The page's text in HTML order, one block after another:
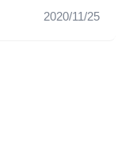
2020/11/25